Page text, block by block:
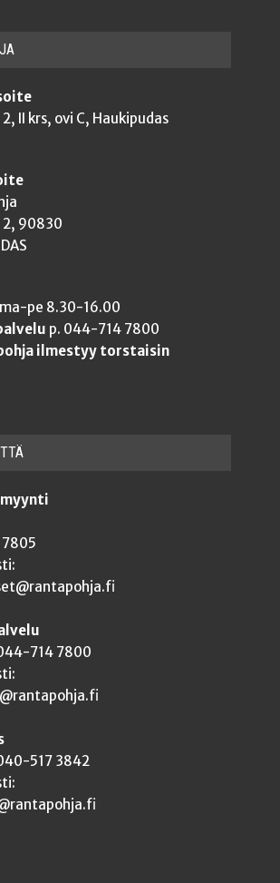
II krs, ovi C, Haukipudas
2, 90830
pe 8.30-16.00
p. 044-714 7800
ilmestyy torstaisin
714 7800
517 3842